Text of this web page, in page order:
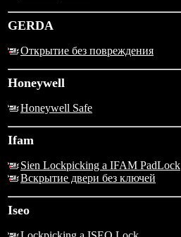
GERDA
Открытие без повреждения
Honeywell
Honeywell Safe
Ifam
Sien Lockpicking a IFAM PadLock
Вскрытие двери без ключей
Iseo